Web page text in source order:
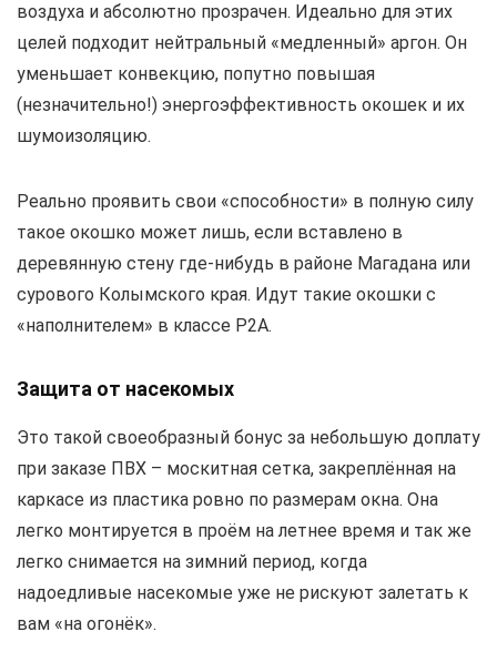
воздуха и абсолютно прозрачен. Идеально для этих
целей подходит нейтральный «медленный» аргон. Он
уменьшает конвекцию, попутно повышая
(незначительно!) энергоэффективность окошек и их
шумоизоляцию.
Реально проявить свои «способности» в полную силу
такое окошко может лишь, если вставлено в
деревянную стену где-нибудь в районе Магадана или
сурового Колымского края. Идут такие окошки с
«наполнителем» в классе Р2А.
Защита от насекомых
Это такой своеобразный бонус за небольшую доплату
при заказе ПВХ – москитная сетка, закреплённая на
каркасе из пластика ровно по размерам окна. Она
легко монтируется в проём на летнее время и так же
легко снимается на зимний период, когда
надоедливые насекомые уже не рискуют залетать к
вам «на огонёк».